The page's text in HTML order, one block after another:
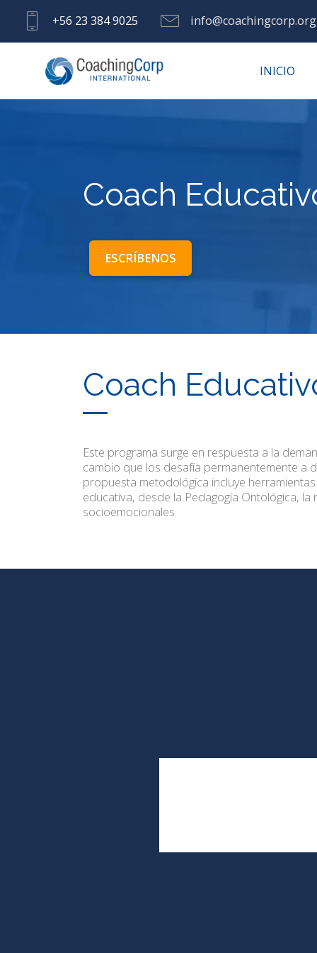
+56 23 384 9025 info@coachingcorp.org
INICIO
Coach
ESCRÍBENOS
Coach
Este programa surge en respuesta a la
cambio que los desafía permanentemente a
propuesta metodológica incluye
educativa, desde la Pedagogía Ontológica,
socioemocionales.